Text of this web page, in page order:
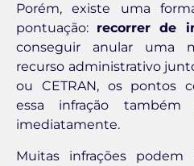
Porém, existe uma
pontuação: recorrer de
conseguir anular uma
recurso administrativo
ou CETRAN, os pontos
essa infração também
imediatamente.
Muitas infrações podem